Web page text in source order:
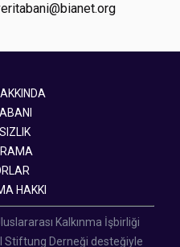
HAKKI
Kalkınma İşbirliği
Stiftung Derneği desteğiyle